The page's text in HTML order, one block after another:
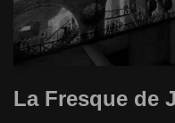
La Fresque de